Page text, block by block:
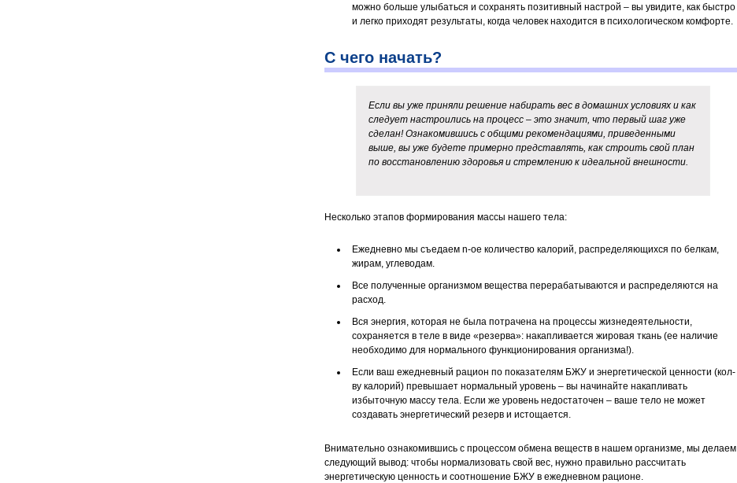
можно больше улыбаться и сохранять позитивный настрой – вы увидите, как быстро
и легко приходят результаты, когда человек находится в психологическом комфорте.
С чего начать?
Если вы уже приняли решение набирать вес в домашних условиях и как
следует настроились на процесс – это значит, что первый шаг уже
сделан! Ознакомившись с общими рекомендациями, приведенными
выше, вы уже будете примерно представлять, как строить свой план
по восстановлению здоровья и стремлению к идеальной внешности.
Несколько этапов формирования массы нашего тела:
Ежедневно мы съедаем n-ое количество калорий, распределяющихся по белкам,
жирам, углеводам.
Все полученные организмом вещества перерабатываются и распределяются на
расход.
Вся энергия, которая не была потрачена на процессы жизнедеятельности,
сохраняется в теле в виде «резерва»: накапливается жировая ткань (ее наличие
необходимо для нормального функционирования организма!).
Если ваш ежедневный рацион по показателям БЖУ и энергетической ценности (кол-
ву калорий) превышает нормальный уровень – вы начинайте накапливать
избыточную массу тела. Если же уровень недостаточен – ваше тело не может
создавать энергетический резерв и истощается.
Внимательно ознакомившись с процессом обмена веществ в нашем организме, мы делаем
следующий вывод: чтобы нормализовать свой вес, нужно правильно рассчитать
энергетическую ценность и соотношение БЖУ в ежедневном рационе.